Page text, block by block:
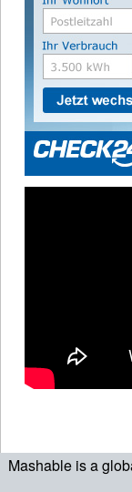
Mashable is a